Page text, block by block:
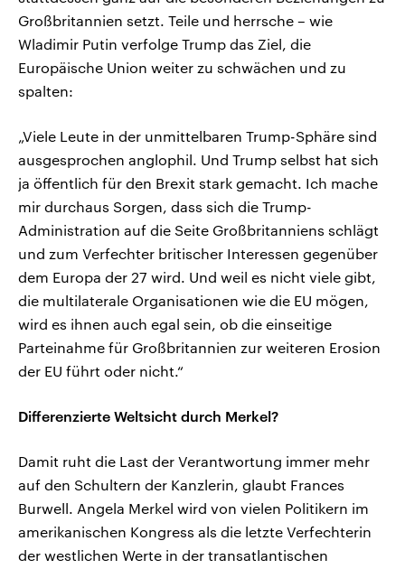
Großbritannien setzt. Teile und herrsche – wie
Wladimir Putin verfolge Trump das Ziel, die
Europäische Union weiter zu schwächen und zu
spalten:
„Viele Leute in der unmittelbaren Trump-Sphäre sind
ausgesprochen anglophil. Und Trump selbst hat sich
ja öffentlich für den Brexit stark gemacht. Ich mache
mir durchaus Sorgen, dass sich die Trump-
Administration auf die Seite Großbritanniens schlägt
und zum Verfechter britischer Interessen gegenüber
dem Europa der 27 wird. Und weil es nicht viele gibt,
die multilaterale Organisationen wie die EU mögen,
wird es ihnen auch egal sein, ob die einseitige
Parteinahme für Großbritannien zur weiteren Erosion
der EU führt oder nicht.“
Differenzierte Weltsicht durch Merkel?
Damit ruht die Last der Verantwortung immer mehr
auf den Schultern der Kanzlerin, glaubt Frances
Burwell. Angela Merkel wird von vielen Politikern im
amerikanischen Kongress als die letzte Verfechterin
der westlichen Werte in der transatlantischen